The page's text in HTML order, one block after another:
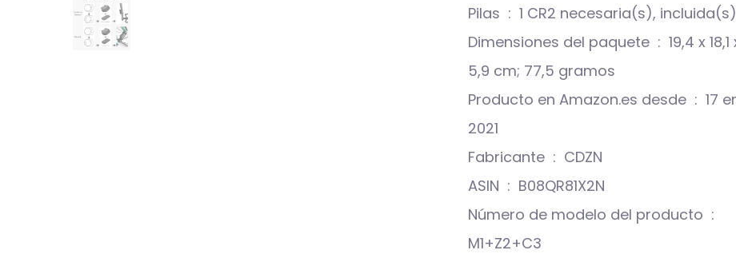
Pilas ‏ : ‎ 1 CR2 necesaria(s), incluida(s)
Dimensiones del paquete ‏ : ‎ 19,4 x 18,1 x
5,9 cm; 77,5 gramos
Producto en Amazon.es desde ‏ : ‎ 17 enero
2021
Fabricante ‏ : ‎ CDZN
ASIN ‏ : ‎ B08QR81X2N
Número de modelo del producto ‏ : ‎
M1+Z2+C3